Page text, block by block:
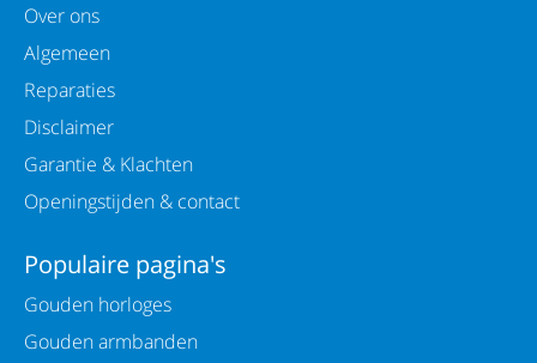
Over ons
Algemeen
Reparaties
Disclaimer
Garantie & Klachten
Openingstijden & contact
Populaire pagina's
Gouden horloges
Gouden armbanden